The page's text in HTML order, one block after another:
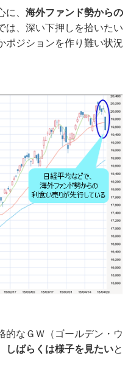
、 海外ファンド勢からの
は、深い下押しを拾いたい
ポジションを作り難い状況
なＧＷ（ゴールデン・ウ
しばらくは様子を見たいと